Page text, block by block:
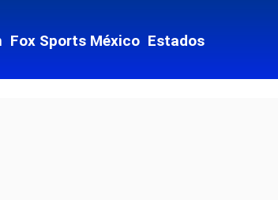
Fox Sports México Estados